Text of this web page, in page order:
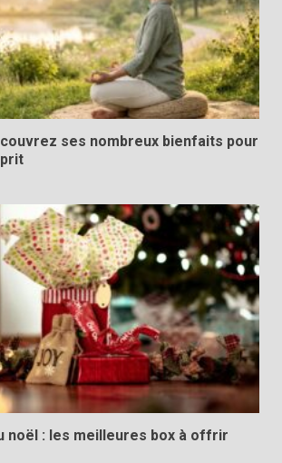
ses nombreux bienfaits pour
noël : les meilleures box à offrir